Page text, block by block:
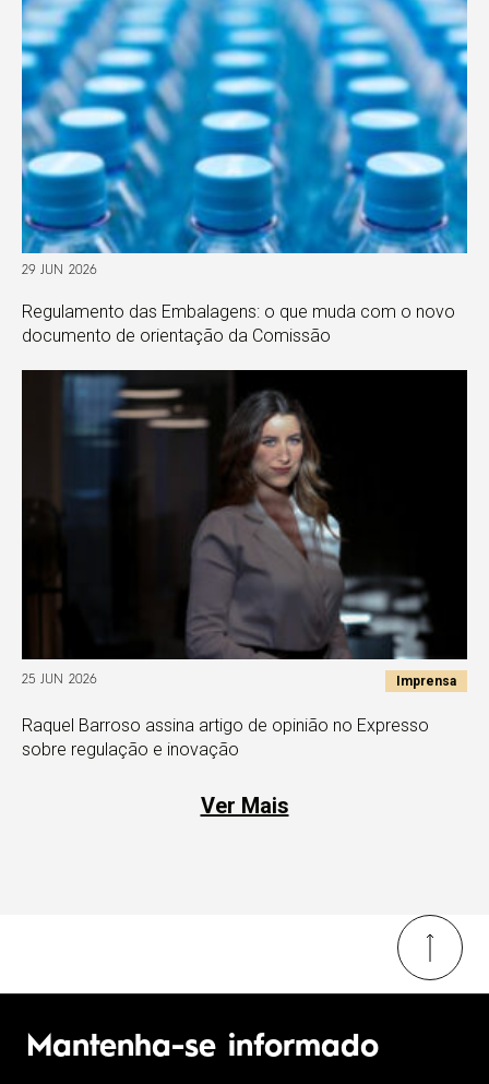
29 JUN 2026
Regulamento das Embalagens: o que muda com o novo
documento de orientação da Comissão
25 JUN 2026 Imprensa
Raquel Barroso assina artigo de opinião no Expresso
sobre regulação e inovação
Ver Mais
Mantenha-se informado